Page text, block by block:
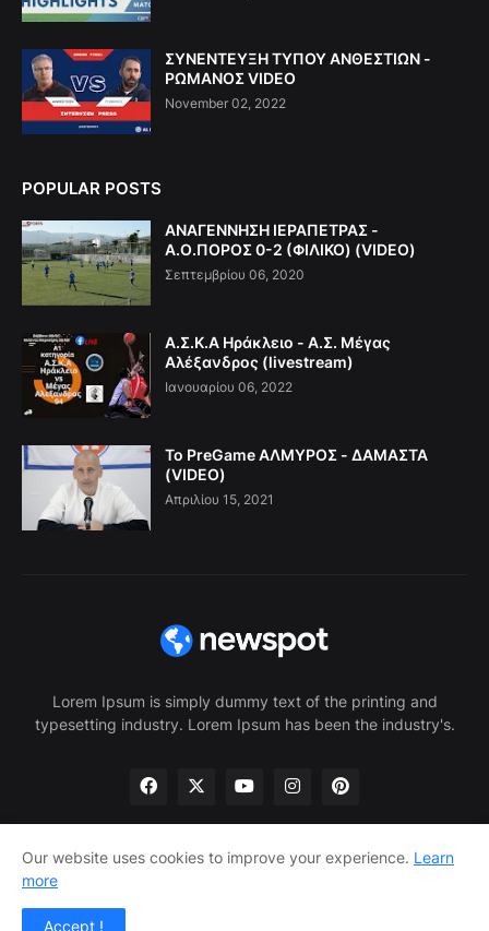
ΣΥΝΕΝΤΕΥΞΗ ΤΥΠΟΥ ΑΝΘΕΣΤΙΩΝ -
ΡΩΜΑΝΟΣ VIDEO
November 02, 2022
POPULAR POSTS
ΑΝΑΓΕΝΝΗΣΗ ΙΕΡΑΠΕΤΡΑΣ -
Α.Ο.ΠΟΡΟΣ 0-2 (ΦΙΛΙΚΟ) (VIDEO)
Σεπτεμβρίου 06, 2020
Α.Σ.Κ.Α Ηράκλειο - Α.Σ. Μέγας
Αλέξανδρος (livestream)
Ιανουαρίου 06, 2022
Το PreGame ΑΛΜΥΡΟΣ - ΔΑΜΑΣΤΑ
(VIDEO)
Απριλίου 15, 2021
Lorem Ipsum is simply dummy text of the printing and
typesetting industry. Lorem Ipsum has been the industry's.
Our website uses cookies to improve your experience. Learn
more
Accept !